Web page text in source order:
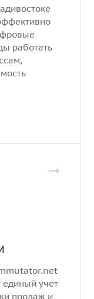
работать
единый учет
продаж и